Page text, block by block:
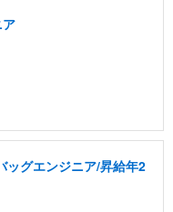
ッグエンジニア/昇給年2